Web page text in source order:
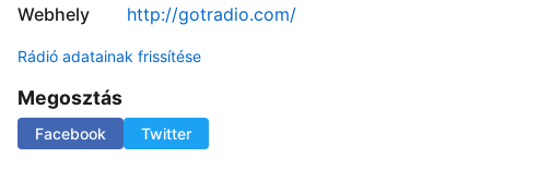
Webhely http://gotradio.com/
Rádió adatainak frissítése
Megosztás
Facebook Twitter